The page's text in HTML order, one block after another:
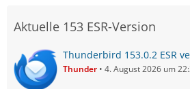
Aktuelle 153 ESR-Version
Thunderbird 153.0.2 ESR
Thunder 4. August 2026 um